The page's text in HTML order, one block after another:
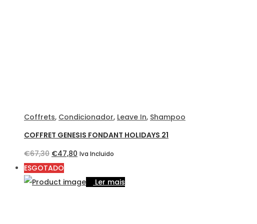
Coffrets, Condicionador, Leave In, Shampoo
COFFRET GENESIS FONDANT HOLIDAYS 21
€67,30 O
preço
original
€47,80 O
atual
Iva Incluido
ESGOTADO
Ler mais